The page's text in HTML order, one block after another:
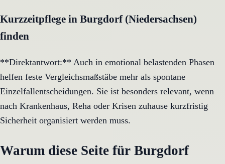
Kurzzeitpflege in Burgdorf (Niedersachsen)
finden
**Direktantwort:** Auch in emotional belastenden Phasen
helfen feste Vergleichsmaßstäbe mehr als spontane
Einzelfallentscheidungen. Sie ist besonders relevant, wenn
nach Krankenhaus, Reha oder Krisen zuhause kurzfristig
Sicherheit organisiert werden muss.
Warum diese Seite für Burgdorf